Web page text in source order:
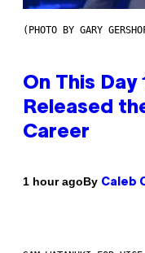
(PHOTO BY GARY
On This Day
Released
Career
1 hour agoBy Caleb